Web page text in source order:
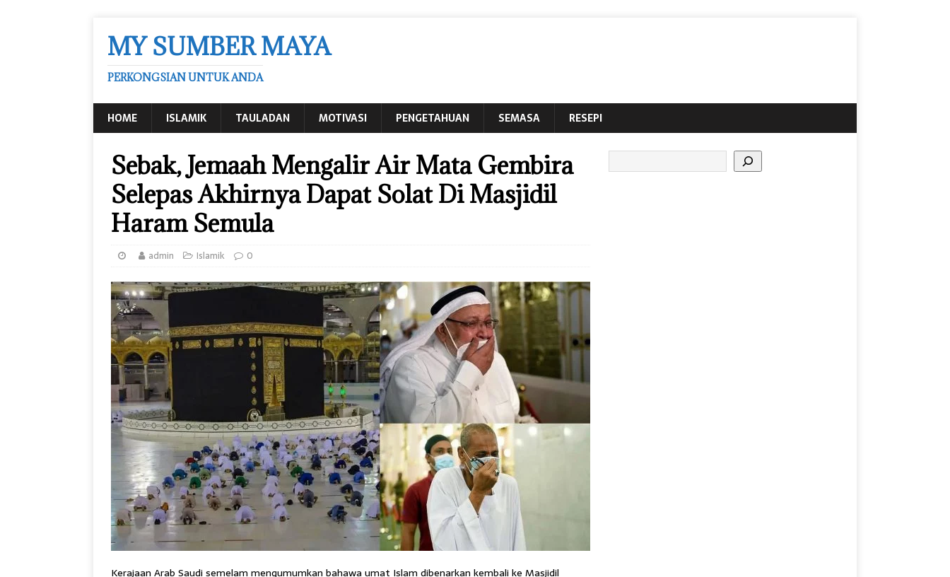
MY SUMBER MAYA
PERKONGSIAN UNTUK ANDA
HOME ISLAMIK TAULADAN MOTIVASI PENGETAHUAN SEMASA RESEPI
Sebak, Jemaah Mengalir Air Mata Gembira
Selepas Akhirnya Dapat Solat Di Masjidil
Haram Semula
admin Islamik 0
Kerajaan Arab Saudi semelam mengumumkan bahawa umat Islam dibenarkan kembali ke Masjidil